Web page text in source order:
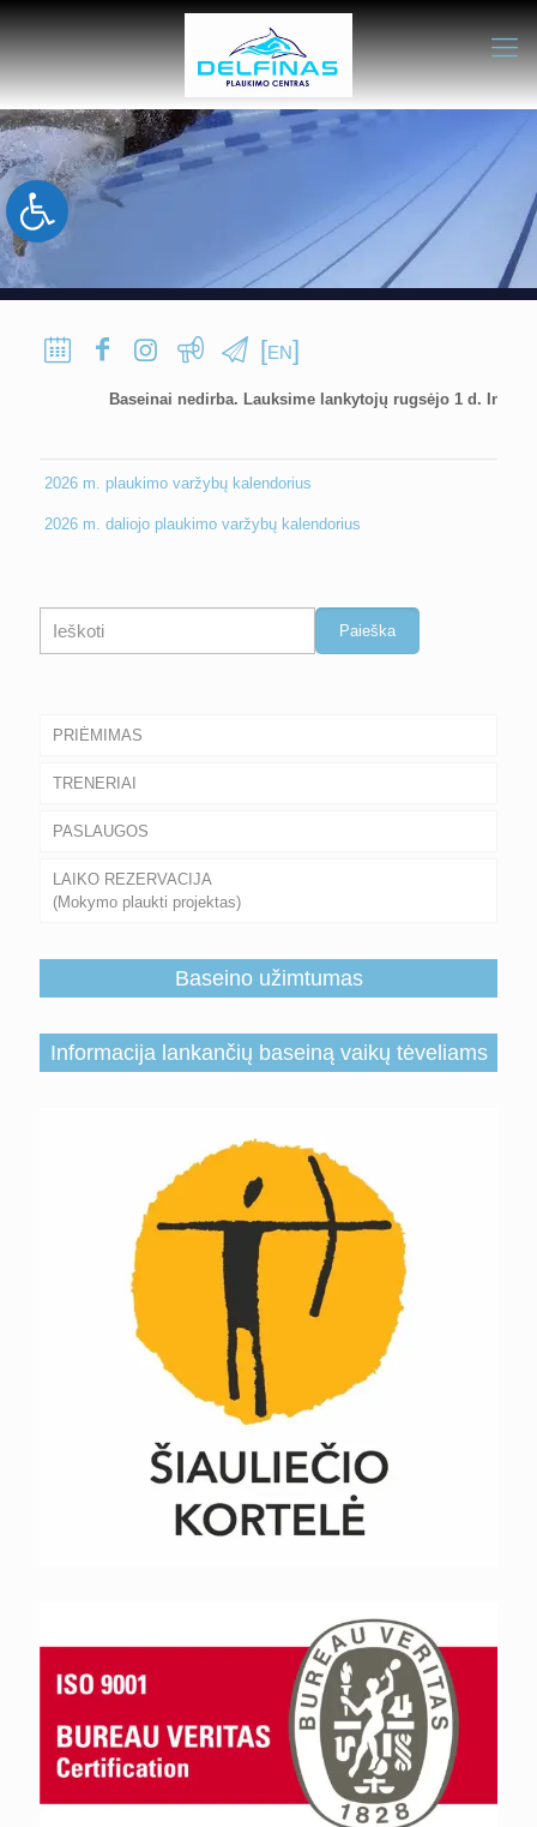
Open toolbar
[EN]
Baseinai nedirba. Lauksime lankytojų rugsėjo 1 d.
2026 m. plaukimo varžybų kalendorius
2026 m. daliojo plaukimo varžybų kalendorius
Paieška Paieška
PRIĖMIMAS
TRENERIAI
PASLAUGOS
LAIKO REZERVACIJA
(Mokymo plaukti projektas)
Baseino užimtumas
Informacija lankančių baseiną vaikų tėveliams